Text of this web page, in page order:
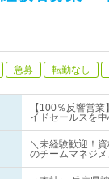
急募 転勤なし
【100％反響営
イドセールスを中
＼未経験歓迎！
のチームマネジ